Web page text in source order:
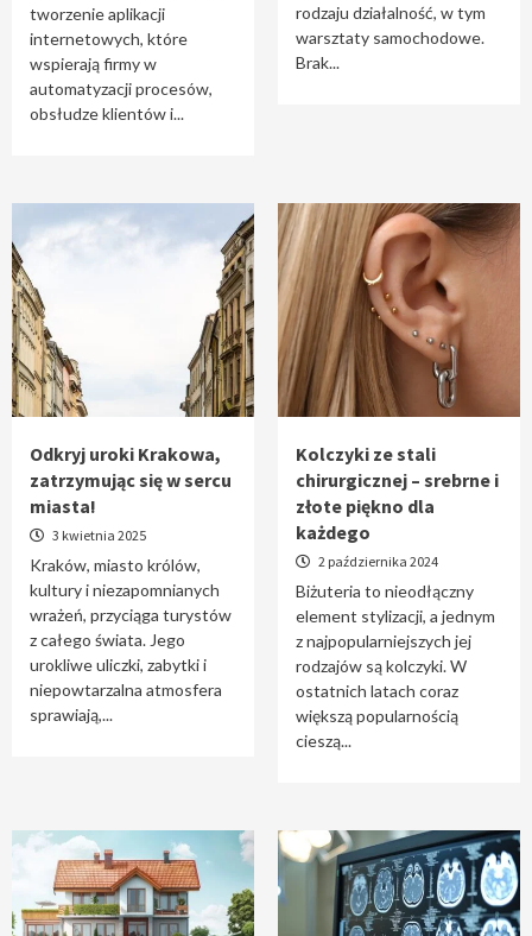
tworzenie aplikacji
internetowych, które
wspierają firmy w
automatyzacji procesów,
obsłudze klientów i...
rodzaju działalność, w tym
warsztaty samochodowe.
Brak...
Odkryj uroki Krakowa,
zatrzymując się w sercu
miasta!
3 kwietnia 2025
Kraków, miasto królów,
kultury i niezapomnianych
wrażeń, przyciąga turystów
z całego świata. Jego
urokliwe uliczki, zabytki i
niepowtarzalna atmosfera
sprawiają,...
Kolczyki ze stali
chirurgicznej – srebrne i
złote piękno dla
każdego
2 października 2024
Biżuteria to nieodłączny
element stylizacji, a jednym
z najpopularniejszych jej
rodzajów są kolczyki. W
ostatnich latach coraz
większą popularnością
cieszą...